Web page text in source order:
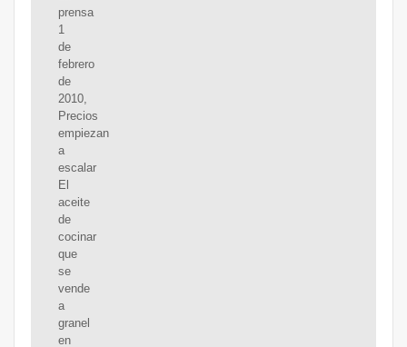
prensa
1
de
febrero
de
2010,
Precios
empiezan
a
escalar
El
aceite
de
cocinar
que
se
vende
a
granel
en